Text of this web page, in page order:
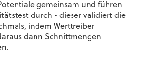
gemeinsam und führen
durch - dieser validiert die
indem Werttreiber
dann Schnittmengen